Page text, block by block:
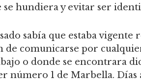
hundiera y evitar ser
sabía que estaba vigente
comunicarse por
o donde se encontrara
número 1 de Marbella. Días